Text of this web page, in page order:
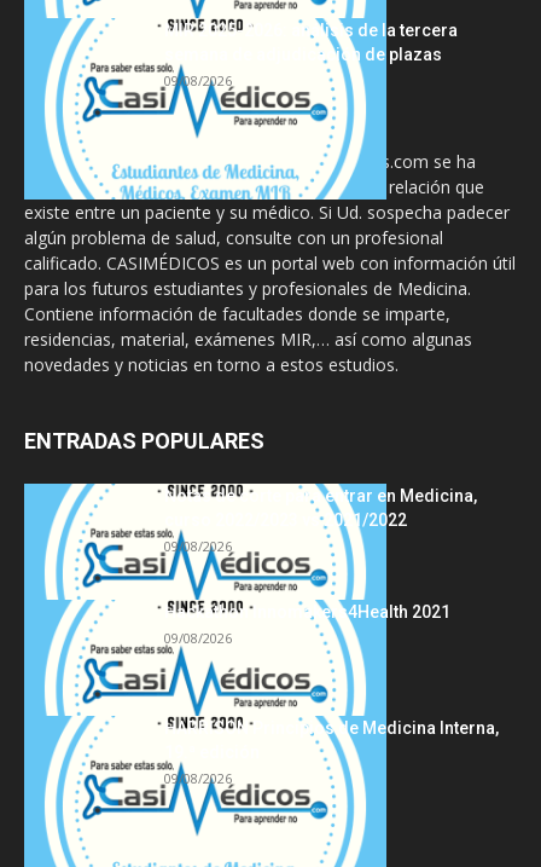
MIR 2025-2026: análisis de la tercera
semana de adjudicación de plazas
09/08/2026
La información proporcionada en CasiMedicos.com se ha
diseñado para complementar, no substituir, la relación que
existe entre un paciente y su médico. Si Ud. sospecha padecer
algún problema de salud, consulte con un profesional
calificado. CASIMÉDICOS es un portal web con información útil
para los futuros estudiantes y profesionales de Medicina.
Contiene información de facultades donde se imparte,
residencias, material, exámenes MIR,… así como algunas
novedades y noticias en torno a estos estudios.
ENTRADAS POPULARES
Notas de corte para entrar en Medicina,
curso 2022/2023 vs 2021/2022
09/08/2026
Hackathon Innomakers4Health 2021
09/08/2026
HARRISON Principios de Medicina Interna,
09/08/2026